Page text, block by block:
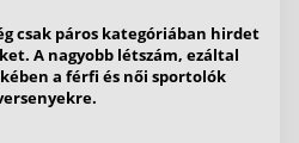
csak páros kategóriában hirdet
A nagyobb létszám, ezáltal
a férfi és női sportolók